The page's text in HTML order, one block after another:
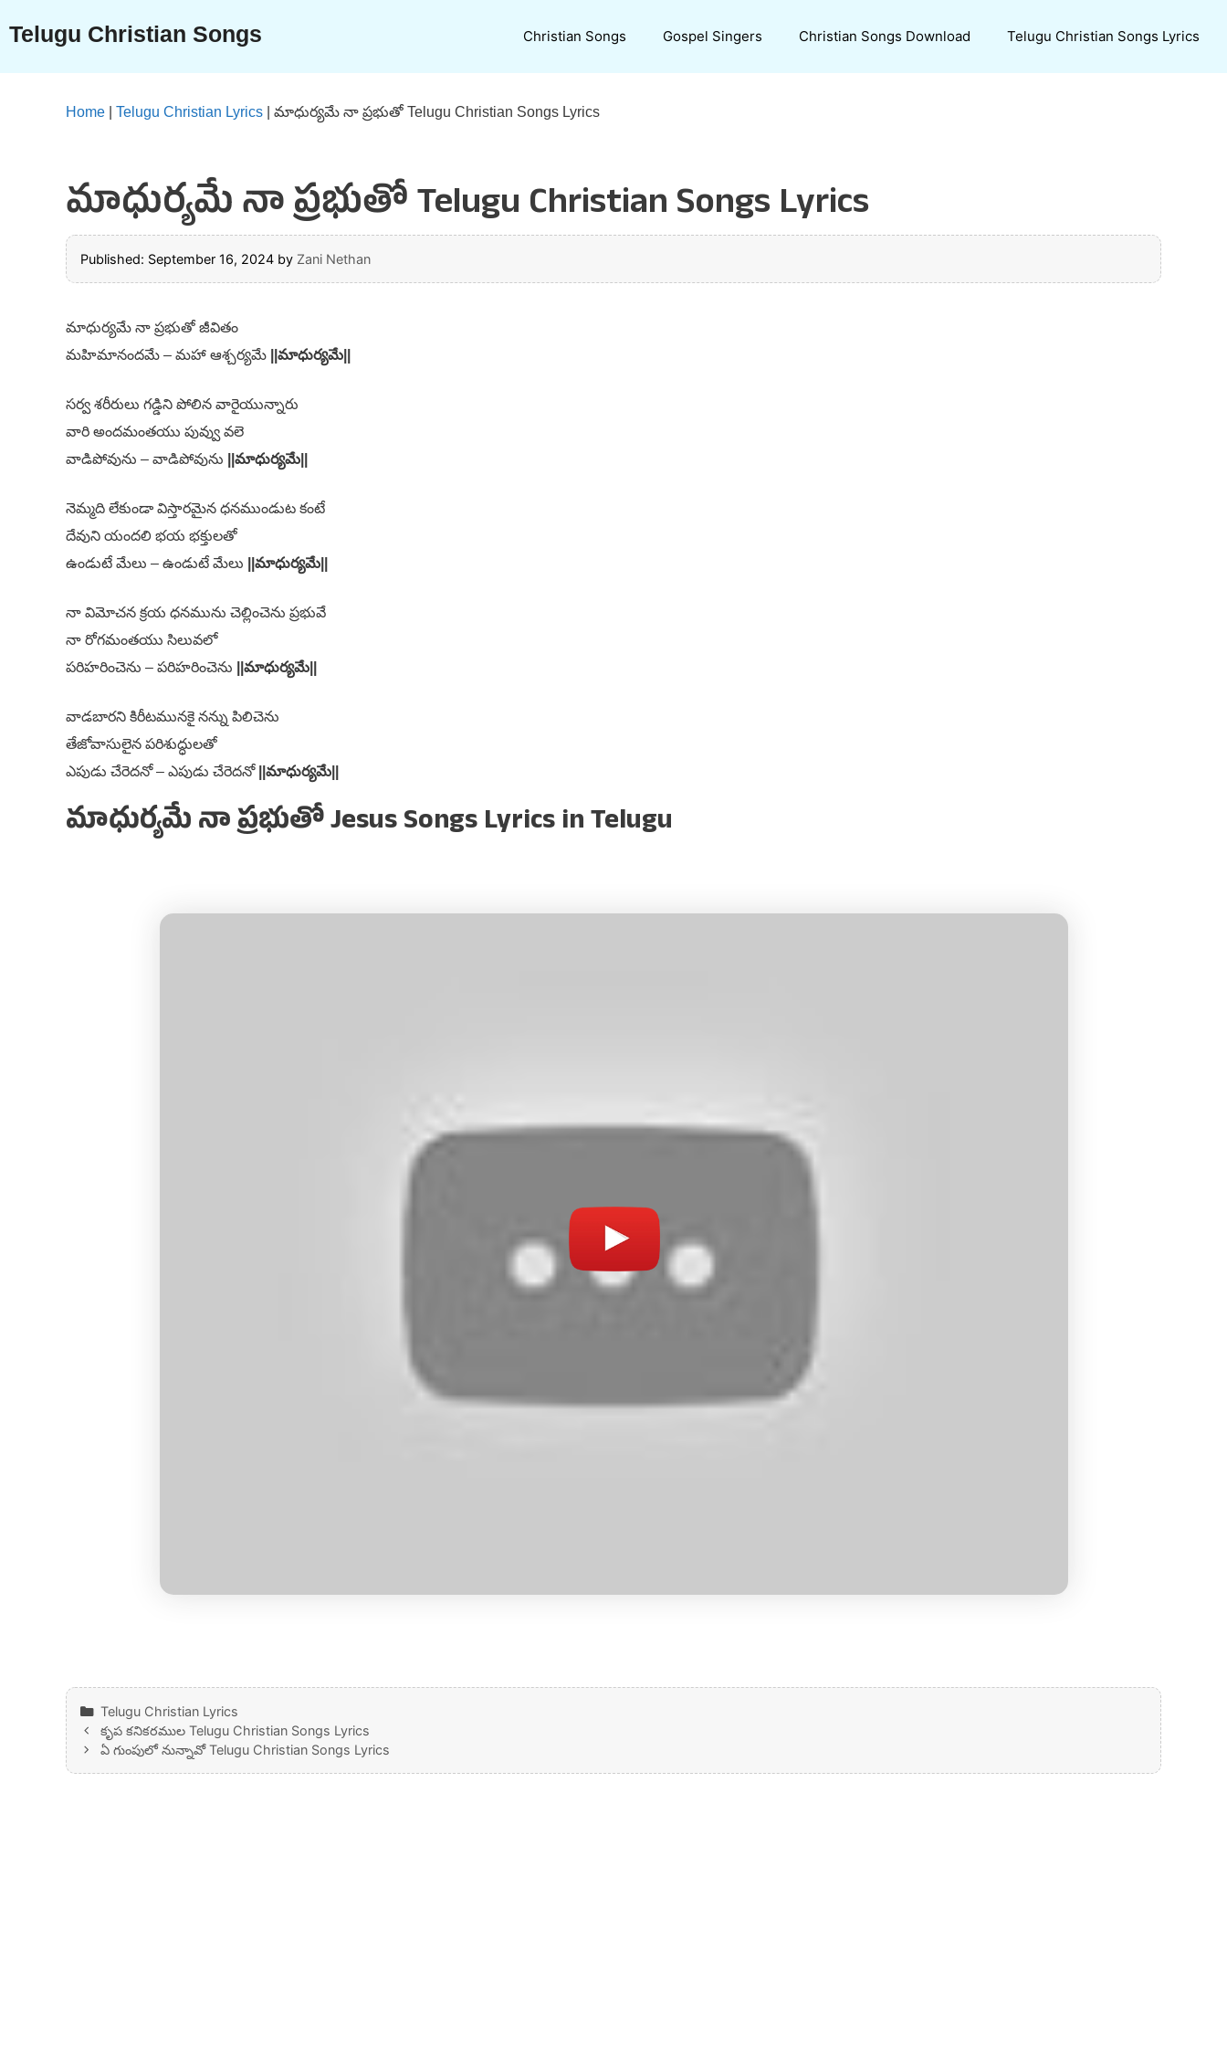
content
Telugu Christian Songs Christian Songs Gospel Singers Christian Songs Download Telugu Christian Songs Lyrics
Home Telugu Christian Lyrics మాధుర్యమే నా ప్రభుతో Telugu Christian Songs Lyrics
మాధుర్యమే నా ప్రభుతో Telugu Christian Songs Lyrics
Published: September 16, 2024 by Zani Nethan
మాధుర్యమే నా ప్రభుతో జీవితం
మహిమానందమే – మహా ఆశ్చర్యమే ||మాధుర్యమే||
సర్వ శరీరులు గడ్డిని పోలిన వారైయున్నారు
వారి అందమంతయు పువ్వు వలె
వాడిపోవును – వాడిపోవును ||మాధుర్యమే||
నెమ్మది లేకుండా విస్తారమైన ధనముండుట కంటే
దేవుని యందలి భయ భక్తులతో
ఉండుటే మేలు – ఉండుటే మేలు ||మాధుర్యమే||
నా విమోచన క్రయ ధనమును చెల్లించెను ప్రభువే
నా రోగమంతయు సిలువలో
పరిహరించెను – పరిహరించెను ||మాధుర్యమే||
వాడబారని కిరీటమునకై నన్ను పిలిచెను
తేజోవాసులైన పరిశుద్ధులతో
ఎపుడు చేరెదనో – ఎపుడు చేరెదనో||మాధుర్యమే||
మాధుర్యమే నా ప్రభుతో Jesus Songs Lyrics in Telugu
Categories
Telugu Christian Lyrics
కృప కనికరముల Telugu Christian Songs Lyrics
ఏ గుంపులో నున్నావో Telugu Christian Songs Lyrics